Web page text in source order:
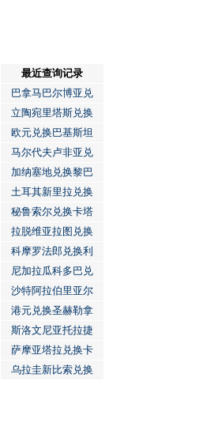
最近查询记录
巴拿马巴尔博亚兑
立陶宛里塔斯兑换
欧元兑换巴基斯坦
马尔代夫卢非亚兑
加纳塞地兑换黎巴
土耳其新里拉兑换
秘鲁索尔兑换卡塔
拉脱维亚拉图兑换
科摩罗法郎兑换利
尼加拉瓜科多巴兑
沙特阿拉伯里亚尔
港元兑换圣赫勒拿
斯洛文尼亚托拉捷
萨摩亚塔拉兑换卡
乌拉圭新比索兑换